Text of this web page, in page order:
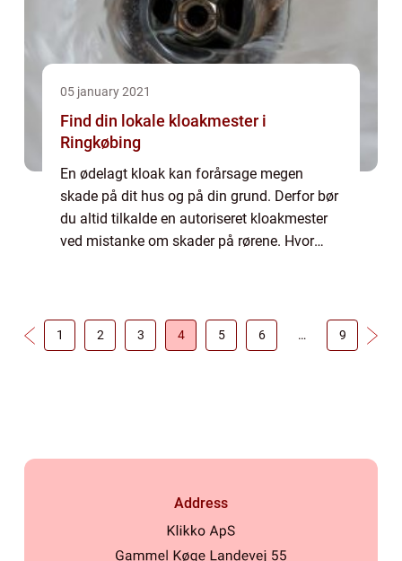
05 january 2021
Find din lokale kloakmester i
Ringkøbing
En ødelagt kloak kan forårsage megen
skade på dit hus og på din grund. Derfor bør
du altid tilkalde en autoriseret kloakmester
ved mistanke om skader på rørene. Hvor
1 2 3 4 5 6 … 9
Address